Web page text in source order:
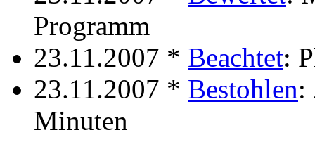
Programm
23.11.2007 * Beachtet:
23.11.2007 * Bestohlen:
Minuten